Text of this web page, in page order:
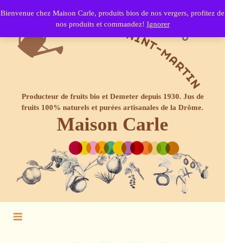
Producteur de fruits bio et Demeter depuis 1930. Jus de
fruits 100% naturels et purées artisanales de la Drôme.
Maison Carle
Bienvenue chez Maison Carle, produits bios de nos vergers, profitez de
nos produits et commandez! Ignorer